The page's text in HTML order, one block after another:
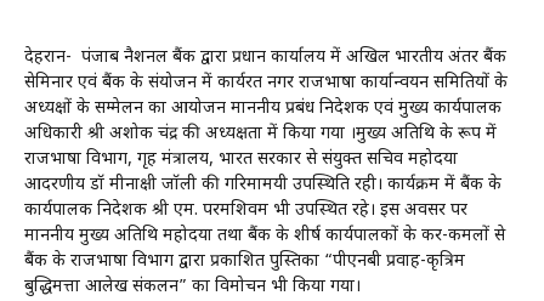
देहरादून- पंजाब नैशनल बैंक द्वारा प्रधान कार्यालय में अखिल भारतीय अंतर बैंक
सेमिनार एवं बैंक के संयोजन में कार्यरत नगर राजभाषा कार्यान्वयन समितियों के
अध्यक्षों के सम्मेलन का आयोजन माननीय प्रबंध निदेशक एवं मुख्य कार्यपालक
अधिकारी श्री अशोक चंद्र की अध्यक्षता में किया गया ।मुख्य अतिथि के रूप में
राजभाषा विभाग, गृह मंत्रालय, भारत सरकार से संयुक्त सचिव महोदया
आदरणीय डॉ मीनाक्षी जॉली की गरिमामयी उपस्थिति रही। कार्यक्रम में बैंक के
कार्यपालक निदेशक श्री एम. परमशिवम भी उपस्थित रहे। इस अवसर पर
माननीय मुख्य अतिथि महोदया तथा बैंक के शीर्ष कार्यपालकों के कर-कमलों से
बैंक के राजभाषा विभाग द्वारा प्रकाशित पुस्तिका “पीएनबी प्रवाह-कृत्रिम
बुद्धिमत्ता आलेख संकलन” का विमोचन भी किया गया।